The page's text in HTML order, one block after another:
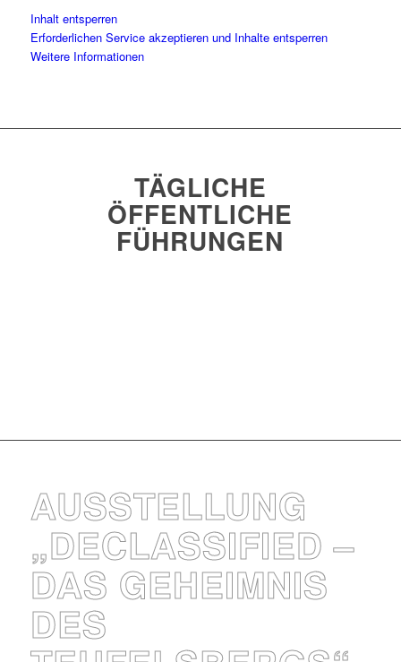
Inhalt entsperren
Erforderlichen Service akzeptieren und Inhalte entsperren
Weitere Informationen
TÄGLICHE
ÖFFENTLICHE
FÜHRUNGEN
AUSSTELLUNG
„DECLASSIFIED –
DAS GEHEIMNIS
DES